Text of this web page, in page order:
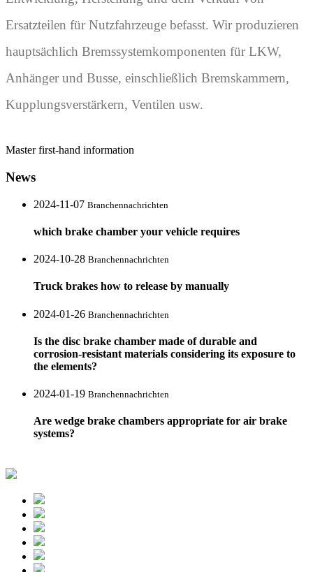
Ersatzteilen für Nutzfahrzeuge befasst. Wir produzieren
hauptsächlich Bremssystemkomponenten für LKW,
Anhänger und Busse, einschließlich Bremskammern,
Kupplungsverstärkern, Ventilen usw.
Master first-hand information
News
2024-11-07 Branchennachrichten
which brake chamber your vehicle requires
2024-10-28 Branchennachrichten
Truck brakes how to release by manually
2024-01-26 Branchennachrichten
Is the disc brake chamber made of durable and
corrosion-resistant materials considering its exposure to
the elements?
2024-01-19 Branchennachrichten
Are wedge brake chambers appropriate for air brake
systems?